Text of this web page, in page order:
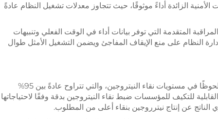
الزائدة أداءً موثوقًا، حيث تتجاوز معدلات تشغيل النظام عادةً
المتقدمة التي توفر بيانات أداء في الوقت الفعلي وتنبيهات
إدارة النظام على منع الإيقاف المفاجئ ويضمن التشغيل الأمثل طوال
تقدم تقنية النيتروجين بالامتزاز الضغطي تقلبًا ملحوظًا في مستويات نقاء النيتروجين، والتي تتراوح عادةً بين 95%
القابلية للتكيف للمؤسسات ضبط نقاء النيتروجين بدقة وفقًا لاحتياجاتها
الناتج عن إنتاج نيترروجين بنقاء أعلى من المطلوب.